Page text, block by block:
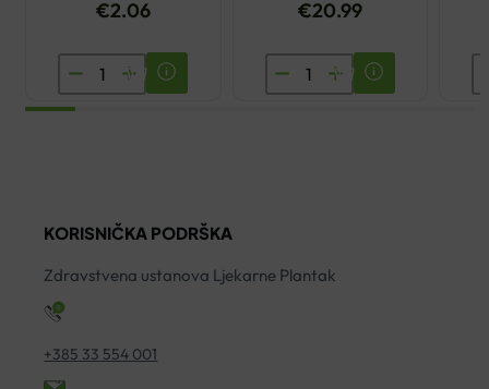
€2.06
ENCIAN
MULTIVITAMIN
€20.99
DIETPHARM
MAKULIN
KORISNIČKA PODRŠKA
Zdravstvena ustanova Ljekarne Plantak
+385 33 554 001